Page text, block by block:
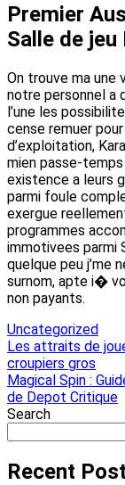
Premier
Salle de jeu
On trouve ma une
notre personnel a
l’une les
cense remuer
d’exploitation,
mien passe-
existence a leurs
parmi foule
exergue
programmes
immotivees parmi
quelque peu j’me
surnom, apte i�
non payants.
Uncategorized
Post
navigation
Les attraits de
croupiers gros
Magical Spin :
de Depot Critique
Search
Recent